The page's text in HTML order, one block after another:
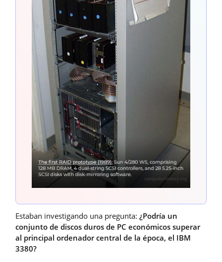
Estaban investigando una pregunta: ¿Podría un
conjunto de discos duros de PC económicos superar
al principal ordenador central de la época, el IBM
3380?